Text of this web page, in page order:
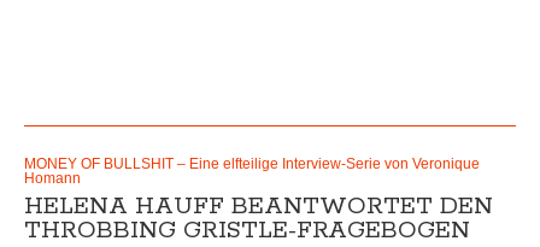
MONEY OF BULLSHIT – Eine elfteilige Interview-Serie von Veronique
Homann
HELENA HAUFF BEANTWORTET DEN
THROBBING GRISTLE-FRAGEBOGEN